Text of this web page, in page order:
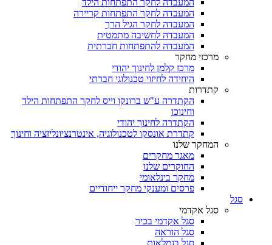
המעבדה לחקר התפתחות הילד
המעבדה לחקר התפתחות קריירה
המעבדה לחקר הגיל הרך
המעבדה לחשיבה מתמטית
המעבדה להתפתחות חברתית
מרכזי מחקר
מרכז קלמן לחינוך יהודי
היחידה לחיזוי טכנולוגי חברתי
קתדרות
הקתדרה ע"ש ברונקו וייס לחקר התפתחות הילד
וחינוכו
הקתדרה לחינוך יהודי
קתדרת אונסקו לטכנולוגיה, אינטרנציונליזציה וחינוך
המחקר שלנו
מאגר מחקרים
החוקרים שלנו
מחקר בינלאומי
פרסים ומענקי מחקר ייחודיים
סגל
סגל אקדמי
סגל אקדמי בכיר
סגל הוראה
סגל בגמלאות